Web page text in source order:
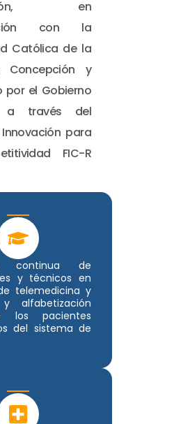
continua de
y técnicos en
telemedicina y
alfabetización
los pacientes
del sistema de
en
con la
Católica de la
Concepción y
por el Gobierno
a través del
para
FIC-R